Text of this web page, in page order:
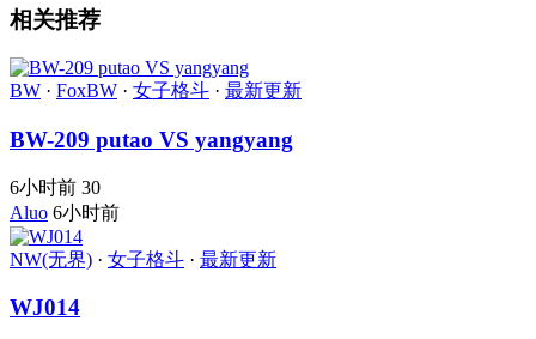
相关推荐
BW · FoxBW · 女子格斗 · 最新更新
BW-209 putao VS yangyang
6小时前 30
Aluo 6小时前
NW(无界) · 女子格斗 · 最新更新
WJ014